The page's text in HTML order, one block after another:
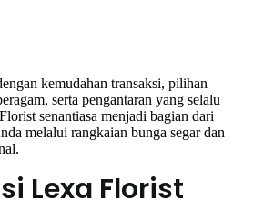
kemudahan transaksi, pilihan
serta pengantaran yang selalu
senantiasa menjadi bagian dari
melalui rangkaian bunga segar dan
Lexa Florist